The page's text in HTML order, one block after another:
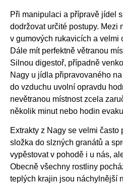
Při manipulaci a přípravě jídel
dodržovat určité postupy. Mezi
v gumových rukavicích a velmi
Dále mít perfektně větranou
Silnou digestoř, případně
Nagy u jídla připravovaného
do vzduchu uvolní opravdu
nevětranou místnost zcela
několik minut nebo hodin
Extrakty z Nagy se velmi
složka do slzných granátů a
vypěstovat v pohodě i u nás,
Obecně všechny rostliny
teplých krajin jsou náchylnější